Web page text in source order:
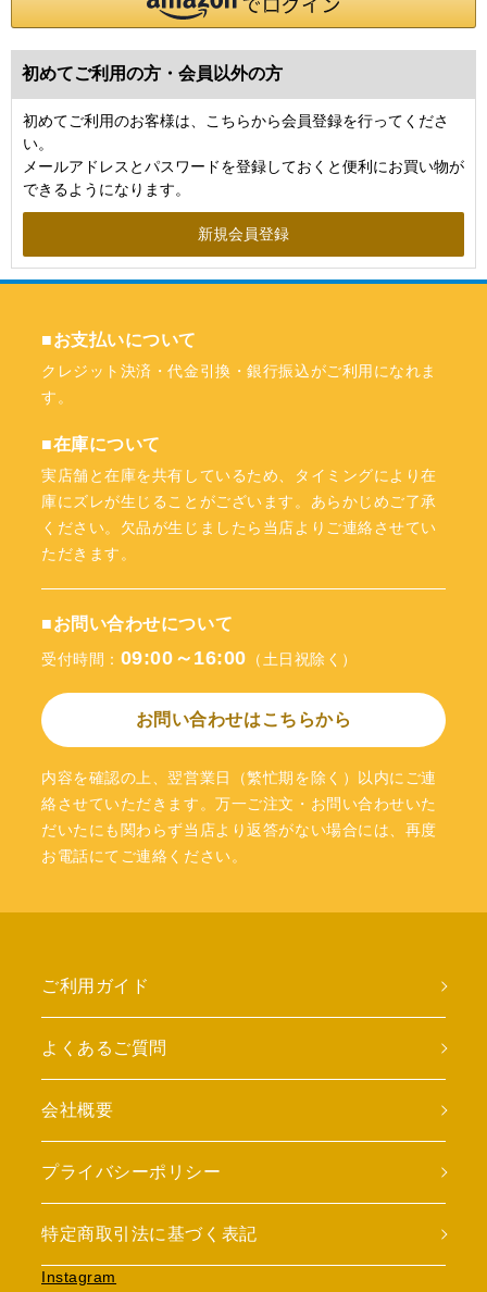
初めてご利用の方・会員以外の方
初めてご利用のお客様は、こちらから会員登録を行ってくださ
い。
メールアドレスとパスワードを登録しておくと便利にお買い物が
できるようになります。
■お支払いについて
クレジット決済・代金引換・銀行振込がご利用になれま
す。
■在庫について
実店舗と在庫を共有しているため、タイミングにより在
庫にズレが生じることがございます。あらかじめご了承
ください。欠品が生じましたら当店よりご連絡させてい
ただきます。
■お問い合わせについて
受付時間： 09:00～16:00 （土日祝除く）
お問い合わせはこちらから
内容を確認の上、翌営業日（繁忙期を除く）以内にご連
絡させていただきます。万一ご注文・お問い合わせいた
だいたにも関わらず当店より返答がない場合には、再度
お電話にてご連絡ください。
ご利用ガイド
よくあるご質問
会社概要
プライバシーポリシー
特定商取引法に基づく表記
Instagram